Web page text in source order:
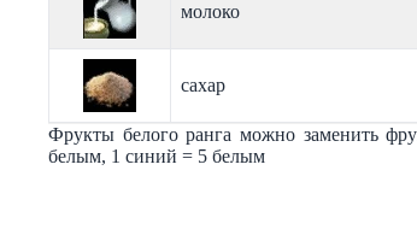
молоко
сахар
Фрукты белого ранга можно заменить
белым, 1 синий = 5 белым